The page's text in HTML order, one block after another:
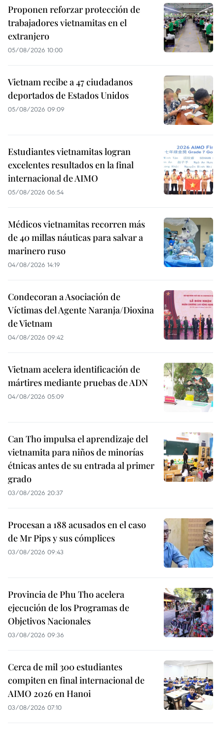
Proponen reforzar protección de
trabajadores vietnamitas en el
extranjero
05/08/2026 10:00
Vietnam recibe a 47 ciudadanos
deportados de Estados Unidos
05/08/2026 09:09
Estudiantes vietnamitas logran
excelentes resultados en la final
internacional de AIMO
05/08/2026 06:54
Médicos vietnamitas recorren más
de 40 millas náuticas para salvar a
marinero ruso
04/08/2026 14:19
Condecoran a Asociación de
Víctimas del Agente Naranja/Dioxina
de Vietnam
04/08/2026 09:42
Vietnam acelera identificación de
mártires mediante pruebas de ADN
04/08/2026 05:09
Can Tho impulsa el aprendizaje del
vietnamita para niños de minorías
étnicas antes de su entrada al primer
grado
03/08/2026 20:37
Procesan a 188 acusados en el caso
de Mr Pips y sus cómplices
03/08/2026 09:43
Provincia de Phu Tho acelera
ejecución de los Programas de
Objetivos Nacionales
03/08/2026 09:36
Cerca de mil 300 estudiantes
compiten en final internacional de
AIMO 2026 en Hanoi
03/08/2026 07:10